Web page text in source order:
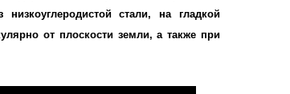
стали, на гладкой
от плоскости земли, а также при